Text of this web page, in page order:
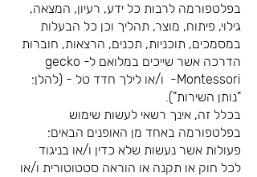
בפלטפורמה לרבות כל ידע, רעיון, המצאה,
גילוי, פיתוח, מוצר, תהליך וכן כל הבעלות
במסמכים, תוכניות, תכנים, הרצאות, חוברות
הדרכה אשר שייכים במלואם ל- gecko
Montessori- ו/או לילך חדד טל - (להלן:
"נותן השירות").
בכלל זה, אינך רשאי לעשות שימוש
בפלטפורמה באחד מן האופנים הבאים:
פעולות אשר נעשות שלא כדין ו/או בניגוד
לכל חוק או תקנה או הוראה סטטוטורית ו/או